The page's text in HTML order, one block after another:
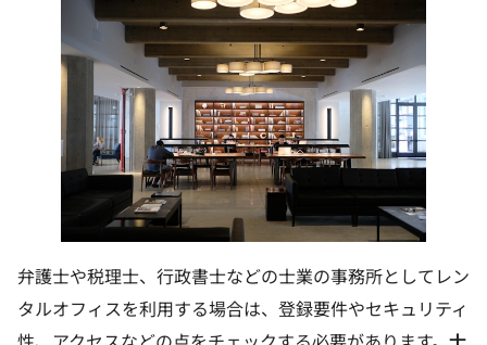
弁護士や税理士、行政書士などの士業の事務所としてレン
タルオフィスを利用する場合は、登録要件やセキュリティ